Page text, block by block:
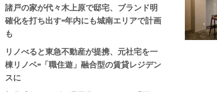
諸戸の家が代々木上原で邸宅、ブランド明
確化を打ち出す=年内にも城南エリアで計画
も
リノべると東急不動産が提携、元社宅を一
棟リノベ=「職住遊」融合型の賃貸レジデン
スに